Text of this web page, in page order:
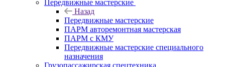
Передвижные мастерские
Назад
Передвижные мастерские
ПАРМ авторемонтная мастерская
ПАРМ с КМУ
Передвижные мастерские специального
назначения
Грузопассажирская спецтехника